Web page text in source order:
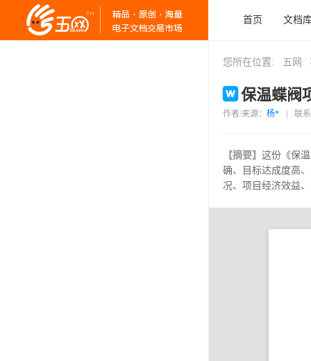
首页 文档
您所在位置: 五网
保温蝶阀
作者/来源： 杨* 联
【摘要】 这份《保
确、目标达成度高
况、项目经济效益